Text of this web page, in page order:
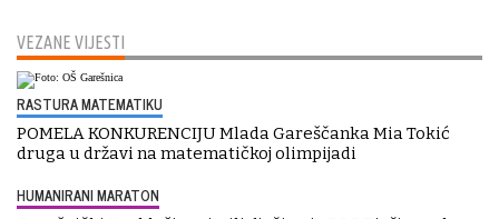
VEZANE VIJESTI
RASTURA MATEMATIKU
POMELA KONKURENCIJU Mlada Gareščanka Mia Tokić
druga u državi na matematičkoj olimpijadi
HUMANIRANI MARATON